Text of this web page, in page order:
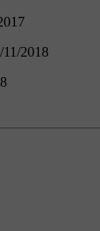
11/2018